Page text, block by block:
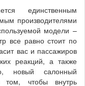
единственным
производителями
модели –
все равно стоит по
вас и пассажиров
реакций, а также
новый салонный
том, чтобы внутрь